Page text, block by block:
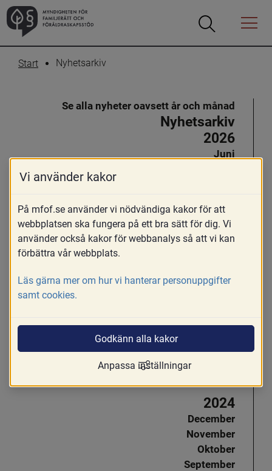
Öppna
Öppna
Menyn
Start Nyhetsarkiv
Se alla nyheter oavsett år och månad
Nyhetsarkiv
2026
Juni
Februari
2025
Oktober
2024
December
November
Oktober
September
Vi använder kakor
På mfof.se använder vi nödvändiga kakor för att
webbplatsen ska fungera på ett bra sätt för dig. Vi
använder också kakor för webbanalys så att vi kan
förbättra vår webbplats.
Läs gärna mer om hur vi hanterar personuppgifter
samt cookies.
Godkänn alla kakor
Anpassa inställningar